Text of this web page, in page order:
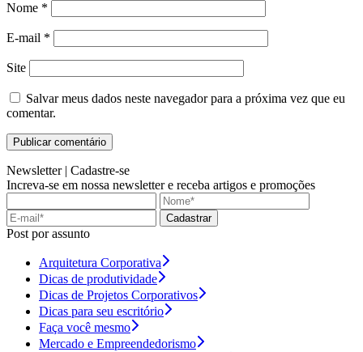
Nome *
E-mail *
Site
Salvar meus dados neste navegador para a próxima vez que eu
comentar.
Newsletter | Cadastre-se
Increva-se em nossa newsletter e receba artigos e promoções
Cadastrar
Post por assunto
Arquitetura Corporativa
Dicas de produtividade
Dicas de Projetos Corporativos
Dicas para seu escritório
Faça você mesmo
Mercado e Empreendedorismo